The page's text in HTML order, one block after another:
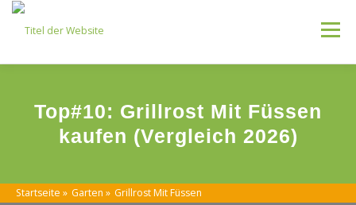
Skip
content
Menu
Top#10: Grillrost Mit Füssen
kaufen (Vergleich 2026)
Startseite » Garten » Grillrost Mit Füssen